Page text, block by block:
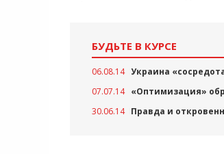
БУДЬТЕ В КУРСЕ
06.08.14 Украина
07.07.14 «Оптимизация»
30.06.14 Правда и